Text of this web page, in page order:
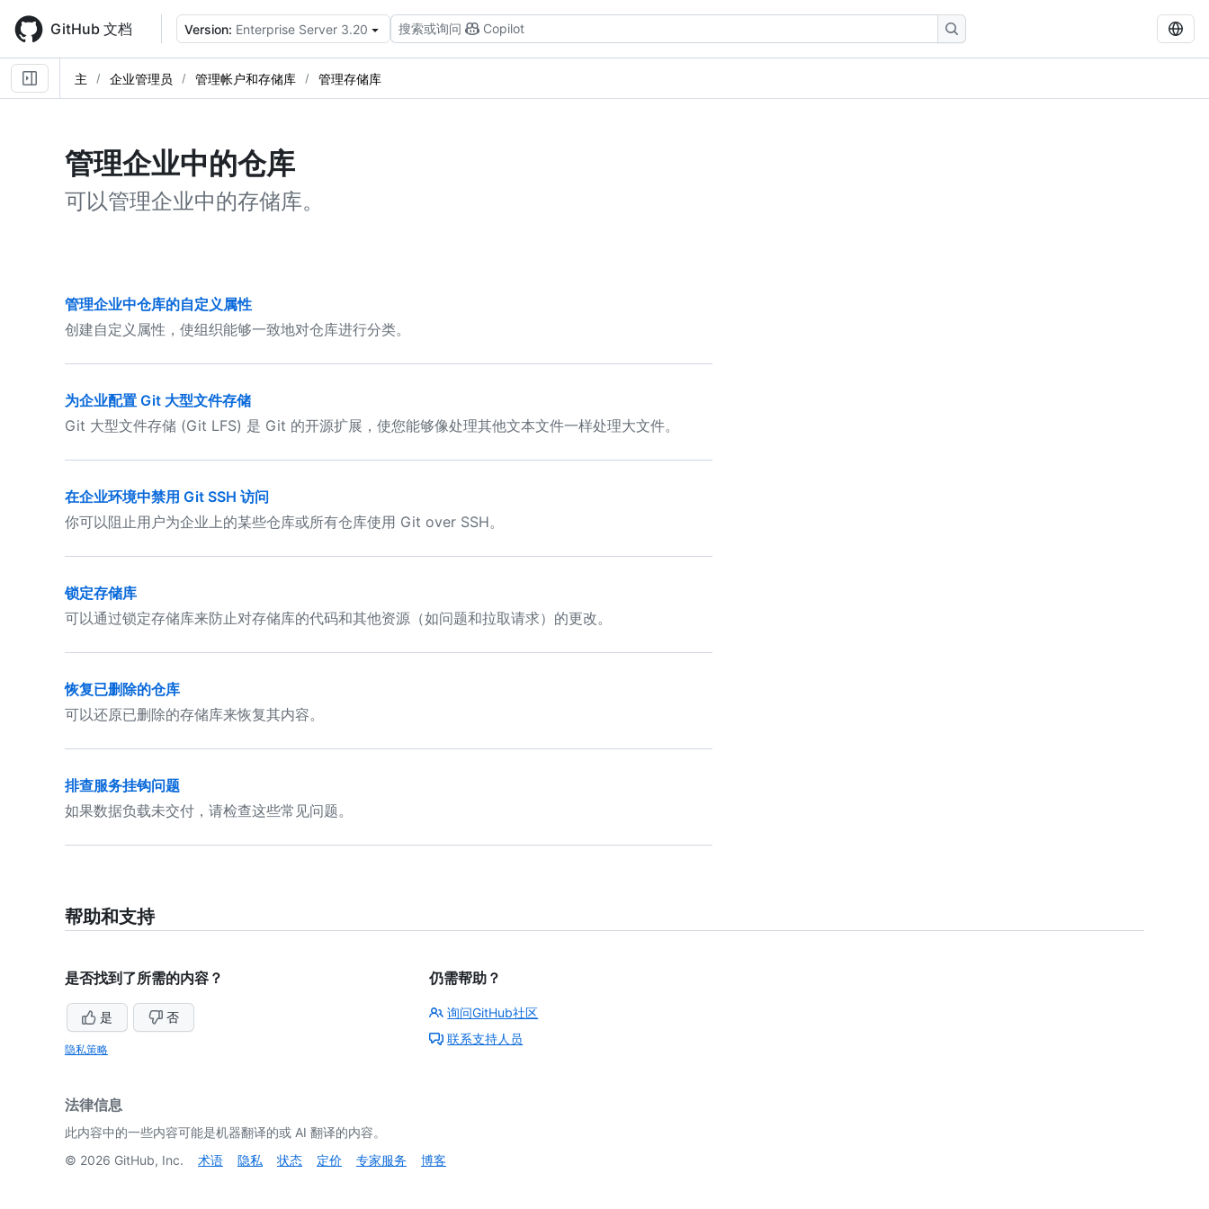
main
content
GitHub 文档 Version: Enterprise Server 3.20 搜索或询问 Copilot
主 企业管理员 管理帐户和存储库 管理存储库
管理企业中的仓库
可以管理企业中的存储库。
管理企业中仓库的自定义属性
创建自定义属性，使组织能够一致地对仓库进行分类。
为企业配置 Git 大型文件存储
Git 大型文件存储 (Git LFS) 是 Git 的开源扩展，使您能够像处理其他文本文件一样处理大文件。
在企业环境中禁用 Git SSH 访问
你可以阻止用户为企业上的某些仓库或所有仓库使用 Git over SSH。
锁定存储库
可以通过锁定存储库来防止对存储库的代码和其他资源（如问题和拉取请求）的更改。
恢复已删除的仓库
可以还原已删除的存储库来恢复其内容。
排查服务挂钩问题
如果数据负载未交付，请检查这些常见问题。
帮助和支持
是否找到了所需的内容？
是 否
隐私策略
仍需帮助？
询问GitHub社区
联系支持人员
法律信息
此内容中的一些内容可能是机器翻译的或 AI 翻译的内容。
© 2026 GitHub, Inc. 术语 隐私 状态 定价 专家服务 博客